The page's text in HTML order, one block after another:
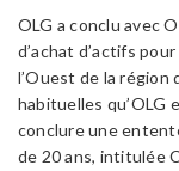
OLG a conclu avec
d’achat d’actifs
l’Ouest de la
habituelles qu’OLG
conclure une
de 20 ans, intitulée